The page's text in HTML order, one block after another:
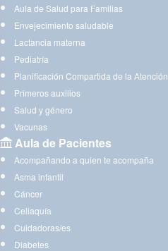
Aula de Salud para Familias
Envejecimiento saludable
Lactancia materna
Pediatría
Planificación Compartida de la Atención
Primeros auxilios
Salud y género
Vacunas
Aula de Pacientes
Acompañando a quien te acompaña
Asma infantil
Cáncer
Celiaquía
Cuidadoras/es
Diabetes